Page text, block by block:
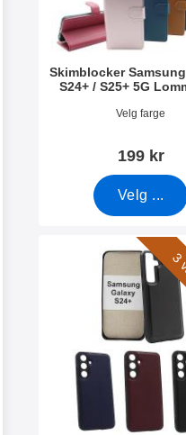
Skimblocker
S24+ / S25+ 5G
Varenummer 52658
Velg farge
199 kr
Velg ...
3
magnet Deksel Samsung